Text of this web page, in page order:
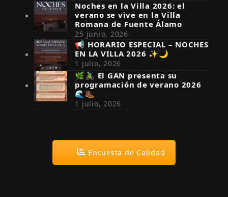
Síguenos en Instagram
Noches en la Villa 2026: el
verano se vive en la Villa
Romana de Fuente Álamo
25 junio, 2026
📢 HORARIO ESPECIAL – NOCHES
EN LA VILLA 2026 ✨🌙
1 julio, 2026
🌿🚴‍♂️ El GAN presenta su
programación de verano 2026
🌊🥾
1 julio, 2026
Encuesta de Calidad